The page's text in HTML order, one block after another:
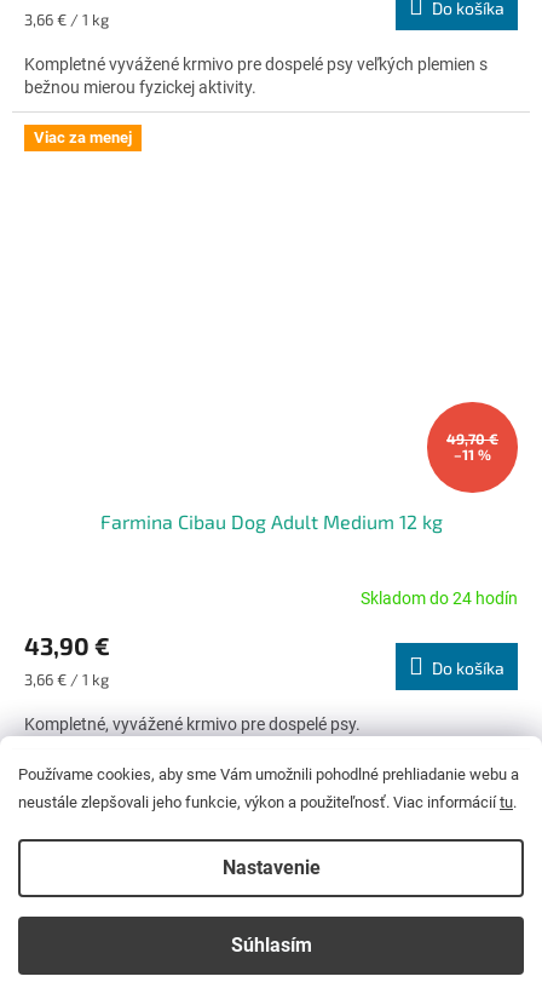
Používame cookies, aby sme Vám umožnili pohodlné prehliadanie webu a
neustále zlepšovali jeho funkcie, výkon a použiteľnosť. Viac informáciítu.
Nastavenie
Súhlasím
je
5,0
z
5
Jednotková
3,66 € / 1 kg
Do košíka
Kompletné vyvážené krmivo pre dospelé psy veľkých plemien s
bežnou mierou fyzickej aktivity.
Viac za menej
49,70 €
–11 %
Farmina Cibau Dog Adult Medium 12 kg
produktu
5,0
z
5
Skladom do 24 hodín
43,90 €
Jednotková
3,66 € / 1 kg
Do košíka
Kompletné, vyvážené krmivo pre dospelé psy.